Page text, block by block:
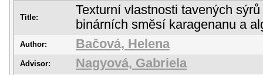
Title:
Texturní vlastnosti tavených
binárních směsí karagenanu a
Author: Bačová, Helena
Advisor: Nagyová, Gabriela